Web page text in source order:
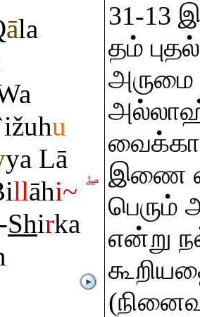
āla
u
ya Lā
llāhi~
-Shirka
31-13
தம்
இணை
பெரும்
என்று